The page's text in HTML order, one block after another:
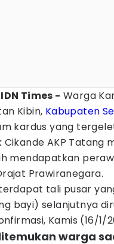
Times - Warga
Kibin, Kabupaten
kardus yang
Cikande AKP Tatang
mendapatkan
Prawiranegara.
tali pusar
bayi) selanjutnya
Kamis (16/1/
warga